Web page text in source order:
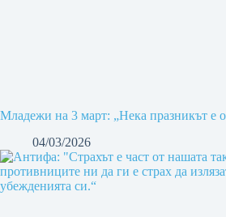
Младежи на 3 март: „Нека празникът е
04/03/2026